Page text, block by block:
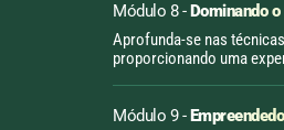
Módulo 8 -Dominando
Aprofunda-se nas
proporcionando uma
Módulo 9 -